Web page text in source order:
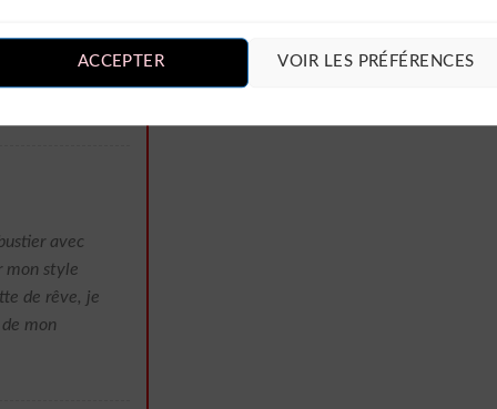
ACCEPTER VOIR LES PRÉFÉRENCES
Seul
gros
avec
mon style
de rêve, je
mon